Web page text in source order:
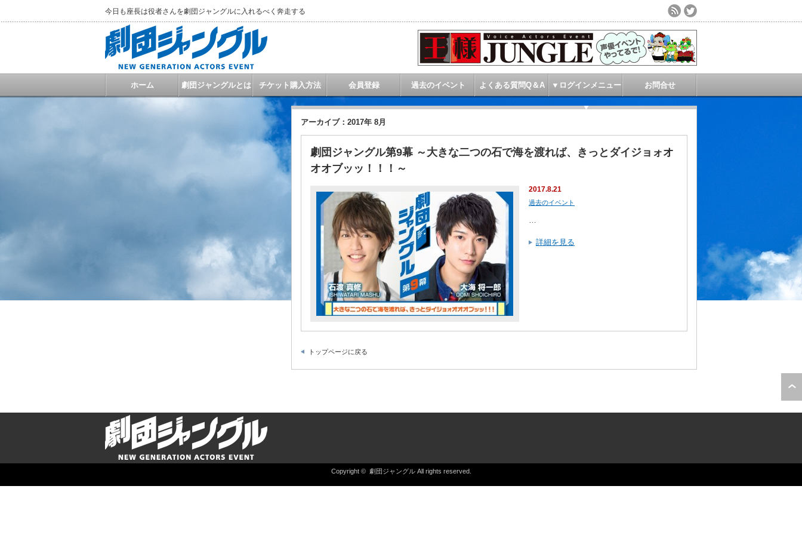
今日も座長は役者さんを劇団ジャングルに入れるべく奔走する
ホーム 劇団ジャングルとは チケット購入方法 会員登録 過去のイベント よくある質問Q＆A ▼ログインメニュー
▼
お問合せ
アーカイブ：2017年 8月
劇団ジャングル第9幕 ～大きな二つの石で海を渡れば、きっとダイジョォオ
オオブッッ！！！～
2017.8.21
過去のイベント
…
詳細を見る
トップページに戻る
Copyright © 劇団ジャングルAll rights reserved.